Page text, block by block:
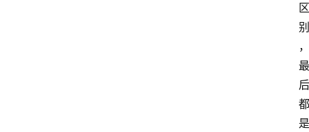
区
别
，
最
后
都
是